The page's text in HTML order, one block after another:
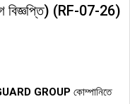
বিজ্ঞপ্তি) (RF-07-26)
GROUP কোম্পানিতে